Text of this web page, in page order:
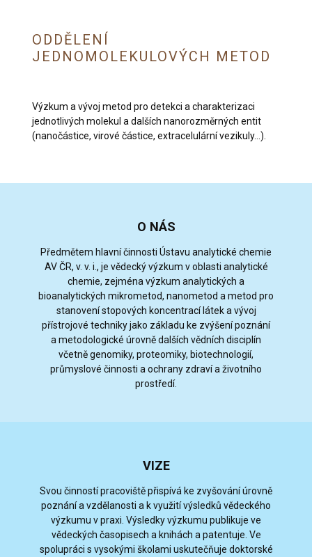
ODDĚLENÍ
JEDNOMOLEKULOVÝCH METOD
Výzkum a vývoj metod pro detekci a charakterizaci
jednotlivých molekul a dalších nanorozměrných entit
(nanočástice, virové částice, extracelulární vezikuly…).
O NÁS
Předmětem hlavní činnosti Ústavu analytické chemie
AV ČR, v. v. i., je vědecký výzkum v oblasti analytické
chemie, zejména výzkum analytických a
bioanalytických mikrometod, nanometod a metod pro
stanovení stopových koncentrací látek a vývoj
přístrojové techniky jako základu ke zvýšení poznání
a metodologické úrovně dalších vědních disciplín
včetně genomiky, proteomiky, biotechnologií,
průmyslové činnosti a ochrany zdraví a životního
prostředí.
VIZE
Svou činností pracoviště přispívá ke zvyšování úrovně
poznání a vzdělanosti a k využití výsledků vědeckého
výzkumu v praxi. Výsledky výzkumu publikuje ve
vědeckých časopisech a knihách a patentuje. Ve
spolupráci s vysokými školami uskutečňuje doktorské